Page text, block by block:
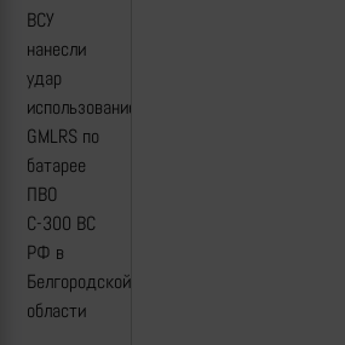
ВСУ
нанесли
удар
использование
GMLRS по
батарее
ПВО
С-300 ВС
РФ в
Белгородской
области